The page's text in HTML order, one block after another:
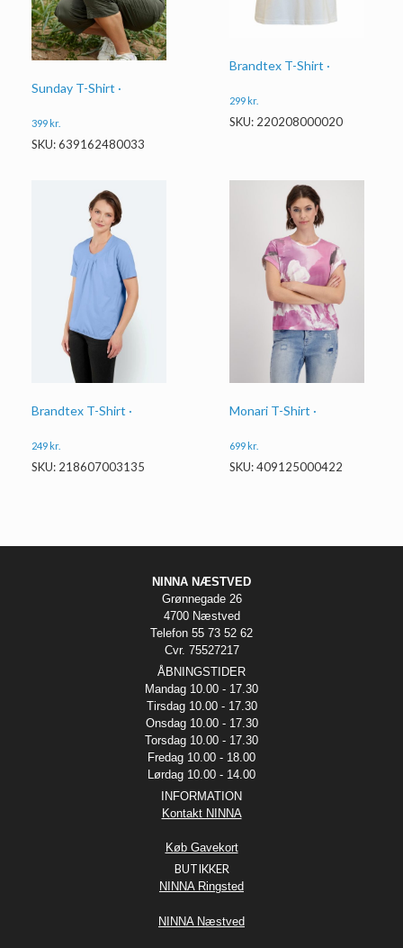
Sunday T-Shirt ·
399 kr.
SKU: 639162480033
Brandtex T-Shirt ·
299 kr.
SKU: 220208000020
Brandtex T-Shirt ·
249 kr.
SKU: 218607003135
Monari T-Shirt ·
699kr.
SKU: 409125000422
NINNA NÆSTVED
Grønnegade 26
4700 Næstved
Telefon 55 73 52 62
Cvr. 75527217
ÅBNINGSTIDER
Mandag 10.00 - 17.30
Tirsdag 10.00 - 17.30
Onsdag 10.00 - 17.30
Torsdag 10.00 - 17.30
Fredag 10.00 - 18.00
Lørdag 10.00 - 14.00
INFORMATION
Kontakt NINNA
Køb Gavekort
BUTIKKER
NINNA Ringsted
NINNA Næstved